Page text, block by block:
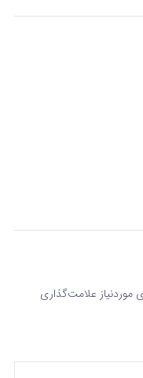
علامت‌گذاری